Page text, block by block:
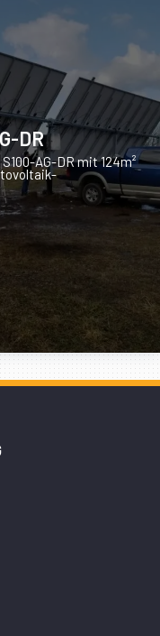
DR
AG-DR mit 124m²